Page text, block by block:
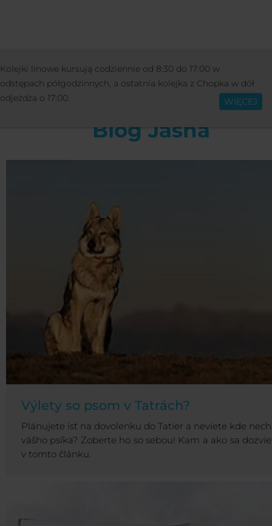
Polski
INFORMACJE INNY
Blog Jasná
Výlety so psom v Tatrách?
Plánujete ísť na dovolenku do Tatier a neviete kde
vášho psíka? Zoberte ho so sebou! Kam a ako sa
v tomto článku.
Kolejki linowe kursują codziennie od 8:30 do 17:00 w
odstępach półgodzinnych, a ostatnia kolejka z Chopka w dół
odjeżdża o 17:00.
WIĘCEJ